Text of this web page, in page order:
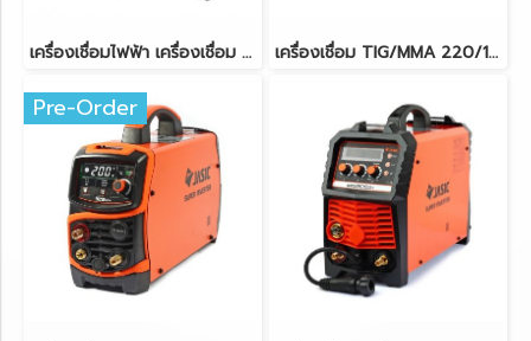
เครื่องเชื่อมไฟฟ้า เครื่องเชื่อม ตู้เชื่อม MIG / MMA / Lift TIG JASIC MIG160D+ เครื่องเชื่อม TIG/MMA 220/180A แรงดันไฟเข้า 1 เฟส 220 โวลต์ JASIC TIG250W227II
Pre-Order